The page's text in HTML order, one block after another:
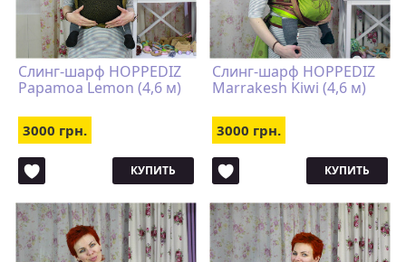
Слинг-шарф HOPPEDIZ
Papamoa Lemon (4,6 м)
3000 грн.
КУПИТЬ
Слинг-шарф HOPPEDIZ
Marrakesh Kiwi (4,6 м)
3000 грн.
КУПИТЬ